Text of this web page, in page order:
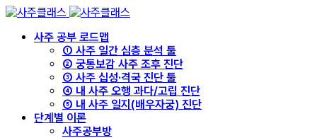
사주 공부 로드맵
① 사주 일간 심층 분석 툴
② 궁통보감 사주 조후 진단
③ 사주 십성·격국 진단 툴
④ 내 사주 오행 과다/고립 진단
⑤ 내 사주 일지(배우자궁) 진단
단계별 이론
사주공부방